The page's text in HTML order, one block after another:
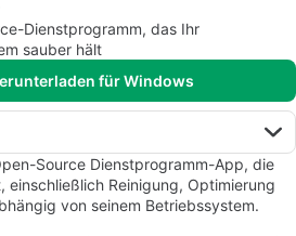
Dienstprogramm, das Ihr
sauber hält
für Windows
Source Dienstprogramm-App, die
Reinigung, Optimierung
von seinem Betriebssystem.